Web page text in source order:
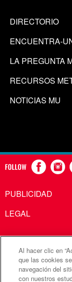
DIRECTORIO
ENCUENTRA-
LA PREGUNTA
RECURSOS
NOTICIAS MU
FOLLOW
PUBLICIDAD
LEGAL
Al hacer clic en
que las cookies
navegación del
con nuestros